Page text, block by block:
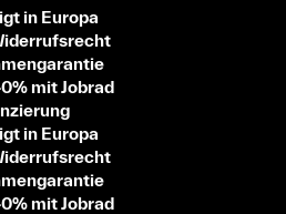
in Europa
mit Jobrad
in Europa
mit Jobrad